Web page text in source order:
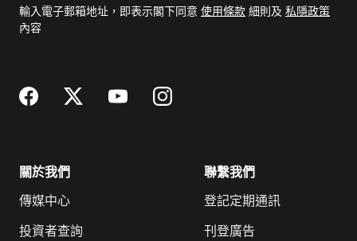
郵
輸入電子郵箱地址，即表示閣下同意 使用條款 細則及 私隱政策
內容
關於我們
傳媒中心
投資者查詢
聯繫我們
登記定期通訊
刊登廣告